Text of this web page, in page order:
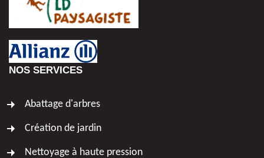
NOS SERVICES
Abattage d'arbres
Création de jardin
Nettoyage à haute pression